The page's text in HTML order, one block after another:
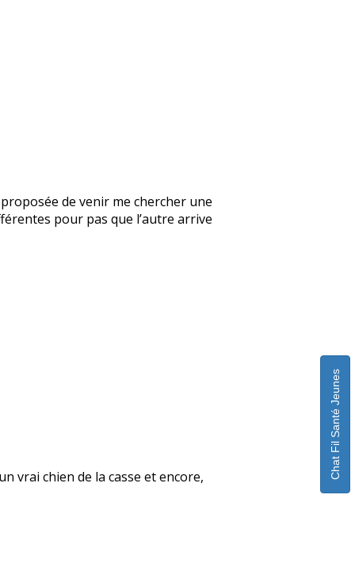
de venir me chercher une
pour pas que l’autre arrive
vrai chien de la casse et encore,
Chat Fil Santé Jeunes